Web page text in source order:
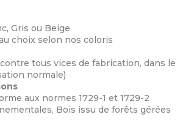
Gris ou Beige
choix selon nos coloris
tous vices de fabrication, dans le
normale)
aux normes 1729-1 et 1729-2
Bois issu de forêts gérées